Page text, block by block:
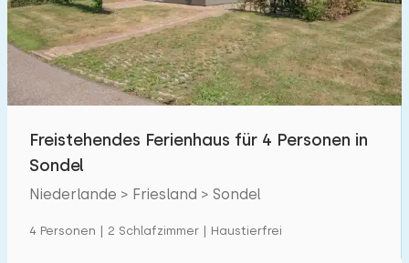
Schwimmbad
Eingezäunter Garten 10
Haustierfrei 22
Ladestation Auto
Freistehendes Ferienhaus für 4 Personen in
Sondel
Niederlande > Friesland > Sondel
4 Personen | 2 Schlafzimmer | Haustierfrei